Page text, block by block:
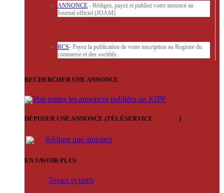
ANNONCE - Rédigez, payez et publiez votre annonce au
Journal officiel (JOAM)
RCS- Payez la publication de votre inscription au Registre du
commerce et des sociétés.
RECHERCHER UNE ANNONCE
Voir toutes les annonces publiées au JOPF
DÉPOSER UNE ANNONCE (TÉLÉSERVICE )
Rédiger une annonce
EN SAVOIR PLUS
Textes et tarifs